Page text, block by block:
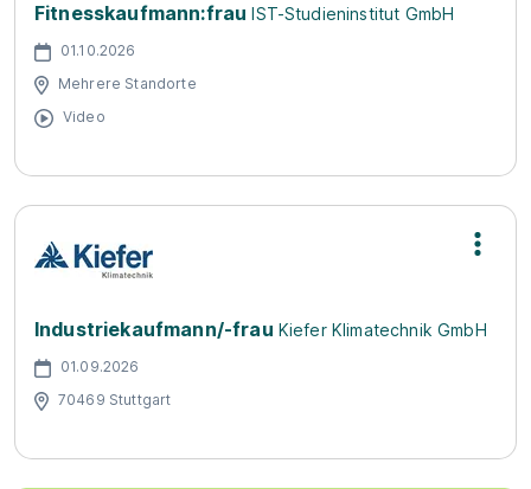
Fitnesskaufmann:frau IST-Studieninstitut GmbH
01.10.2026
Mehrere Standorte
Video
Industriekaufmann/-frau Kiefer Klimatechnik GmbH
01.09.2026
70469 Stuttgart